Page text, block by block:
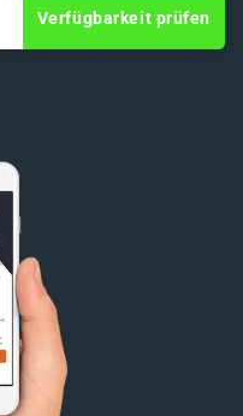
Verfügbarkeit prüfen